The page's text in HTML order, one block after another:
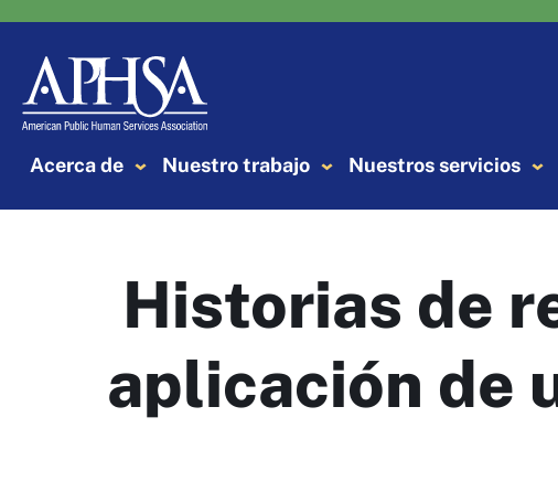
contenido
Acerca de Nuestro trabajo Nuestros servicios
Historias de
aplicación de